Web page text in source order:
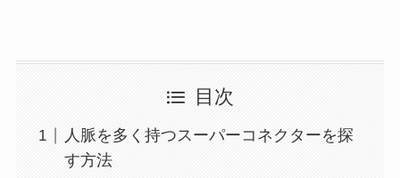
目次
人脈を多く持つスーパーコネクターを探
す方法